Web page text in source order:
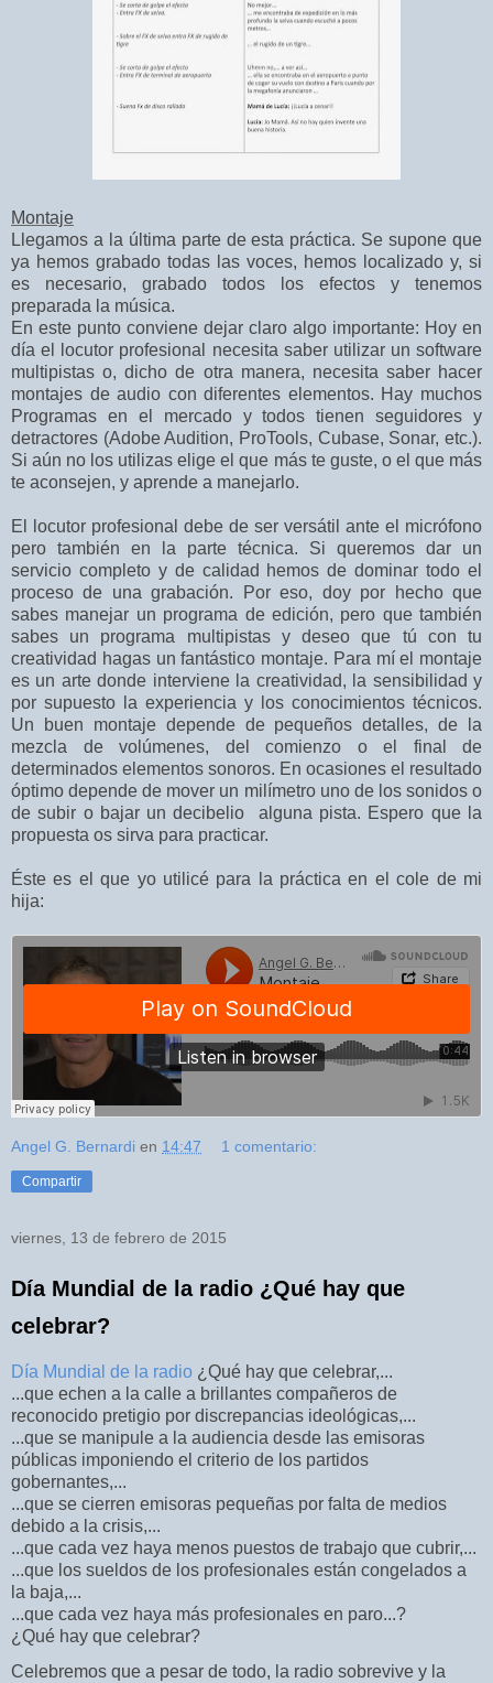
Montaje
Llegamos a la última parte de esta práctica. Se supone que
ya hemos grabado todas las voces, hemos localizado y, si
es necesario, grabado todos los efectos y tenemos
preparada la música.
En este punto conviene dejar claro algo importante: Hoy en
día el locutor profesional necesita saber utilizar un software
multipistas o, dicho de otra manera, necesita saber hacer
montajes de audio con diferentes elementos. Hay muchos
Programas en el mercado y todos tienen seguidores y
detractores (Adobe Audition, ProTools, Cubase, Sonar, etc.).
Si aún no los utilizas elige el que más te guste, o el que más
te aconsejen, y aprende a manejarlo.
El locutor profesional debe de ser versátil ante el micrófono
pero también en la parte técnica. Si queremos dar un
servicio completo y de calidad hemos de dominar todo el
proceso de una grabación. Por eso, doy por hecho que
sabes manejar un programa de edición, pero que también
sabes un programa multipistas y deseo que tú con tu
creatividad hagas un fantástico montaje. Para mí el montaje
es un arte donde interviene la creatividad, la sensibilidad y
por supuesto la experiencia y los conocimientos técnicos.
Un buen montaje depende de pequeños detalles, de la
mezcla de volúmenes, del comienzo o el final de
determinados elementos sonoros. En ocasiones el resultado
óptimo depende de mover un milímetro uno de los sonidos o
de subir o bajar un decibelio alguna pista. Espero que la
propuesta os sirva para practicar.
Éste es el que yo utilicé para la práctica en el cole de mi
hija:
Angel G. Bernardi en 14:47 1 comentario:
Compartir
viernes, 13 de febrero de 2015
Día Mundial de la radio ¿Qué hay que
celebrar?
Día Mundial de la radio ¿Qué hay que celebrar,...
...que echen a la calle a brillantes compañeros de
reconocido pretigio por discrepancias ideológicas,...
...que se manipule a la audiencia desde las emisoras
públicas imponiendo el criterio de los partidos
gobernantes,...
...que se cierren emisoras pequeñas por falta de medios
debido a la crisis,...
...que cada vez haya menos puestos de trabajo que cubrir,...
...que los sueldos de los profesionales están congelados a
la baja,...
...que cada vez haya más profesionales en paro...?
¿Qué hay que celebrar?
Celebremos que a pesar de todo, la radio sobrevive y la